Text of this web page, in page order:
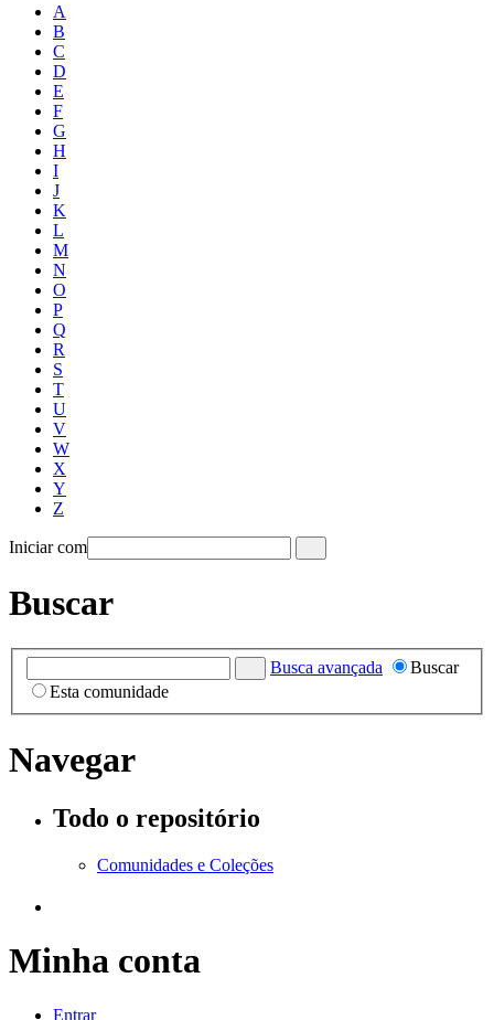
A
B
C
D
E
F
G
H
I
J
K
L
M
N
O
P
Q
R
S
T
U
V
W
X
Y
Z
Iniciar com
Buscar
Busca avançada
Buscar
Esta comunidade
Navegar
Todo o repositório
Comunidades e Coleções
Minha conta
Entrar